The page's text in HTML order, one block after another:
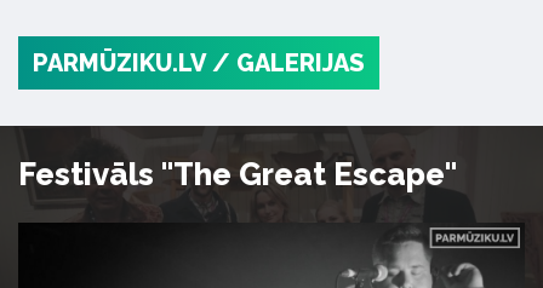
PARMŪZIKU.LV / GALERIJAS
Festivāls "The Great Escape"